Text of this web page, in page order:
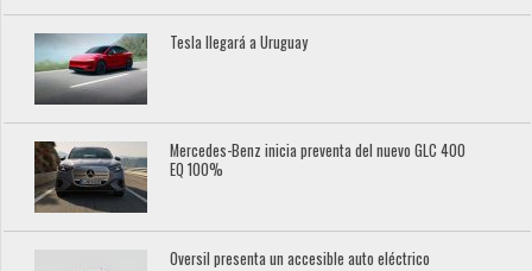
Tesla llegará a Uruguay
Mercedes-Benz inicia preventa del nuevo GLC 400
EQ 100%
Oversil presenta un accesible auto eléctrico